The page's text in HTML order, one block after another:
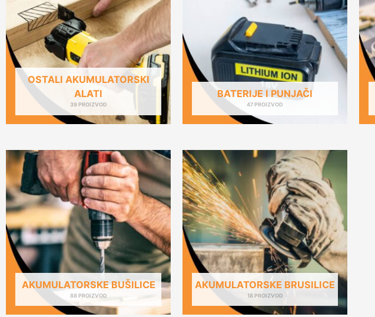
OSTALI AKUMULATORSKI
ALATI
39 PROIZVOD
BATERIJE I PUNJAČI
47 PROIZVOD
AKUMULATORSKE BUŠILICE
88 PROIZVOD
AKUMULATORSKE BRUSILICE
18 PROIZVOD